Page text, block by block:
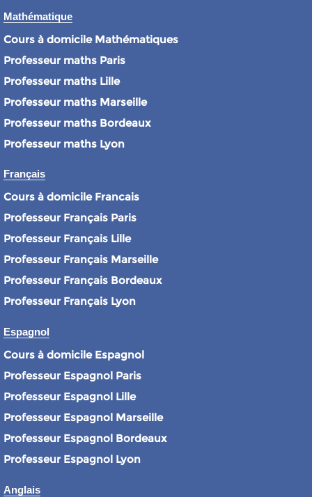
Mathématique
Cours à domicile Mathématiques
Professeur maths Paris
Professeur maths Lille
Professeur maths Marseille
Professeur maths Bordeaux
Professeur maths Lyon
Français
Cours à domicile Francais
Professeur Français Paris
Professeur Français Lille
Professeur Français Marseille
Professeur Français Bordeaux
Professeur Français Lyon
Espagnol
Cours à domicile Espagnol
Professeur Espagnol Paris
Professeur Espagnol Lille
Professeur Espagnol Marseille
Professeur Espagnol Bordeaux
Professeur Espagnol Lyon
Anglais